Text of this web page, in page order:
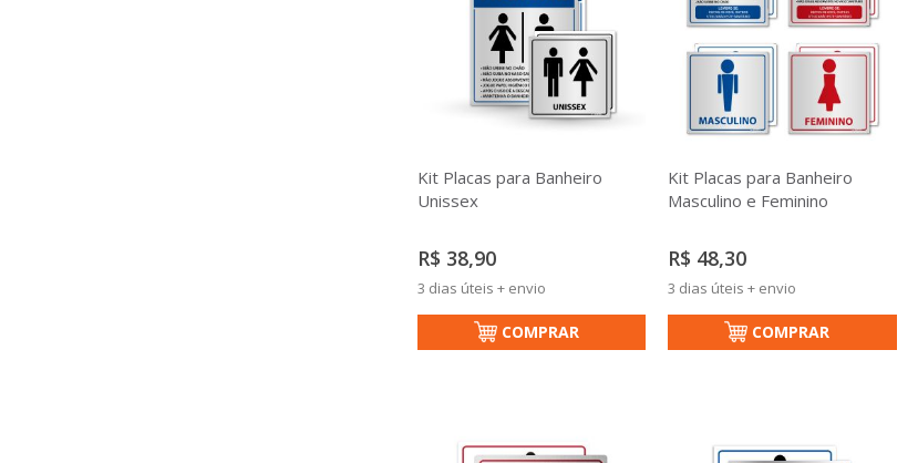
Kit Placas para Banheiro
Unissex
R$ 38,90
3 dias úteis + envio
COMPRAR
Kit Placas para Banheiro
Masculino e Feminino
R$ 48,30
3 dias úteis + envio
COMPRAR